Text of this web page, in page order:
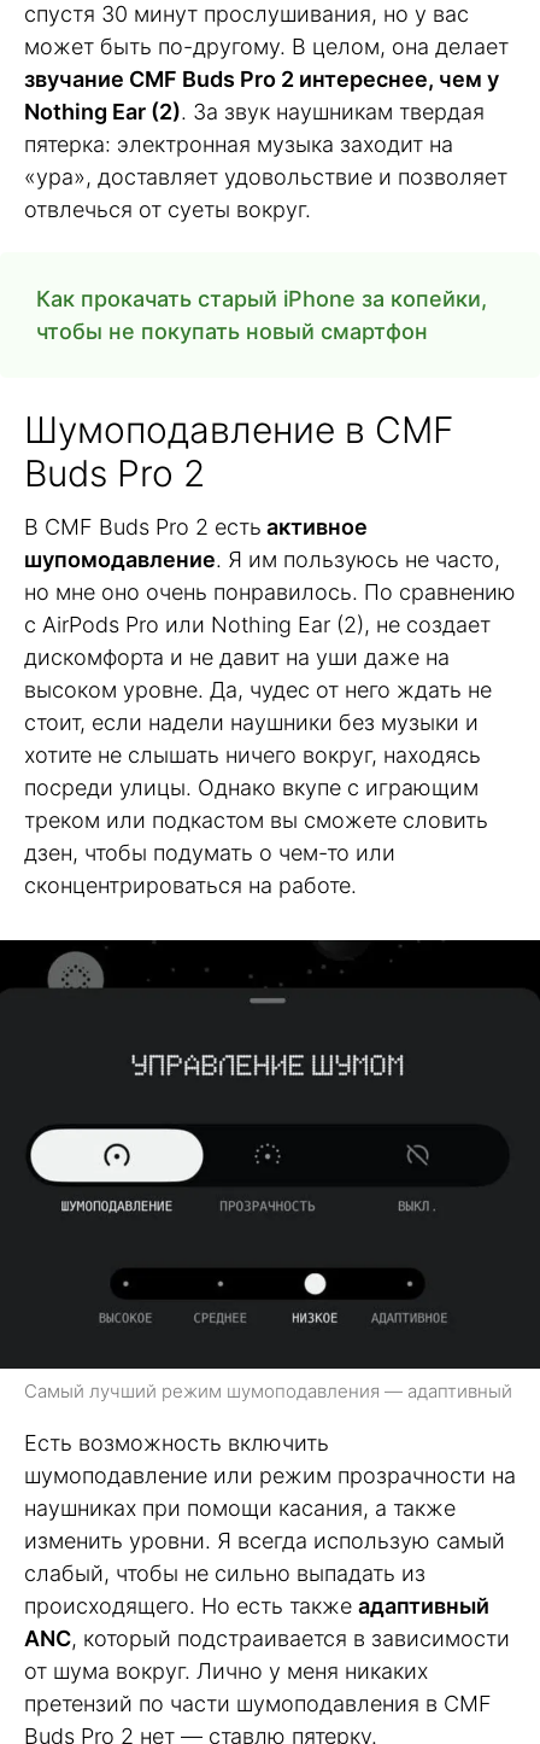
спустя 30 минут прослушивания, но у вас
может быть по-другому. В целом, она делает
звучание CMF Buds Pro 2 интереснее, чем у
Nothing Ear (2). За звук наушникам твердая
пятерка: электронная музыка заходит на
«ура», доставляет удовольствие и позволяет
отвлечься от суеты вокруг.
Как прокачать старый iPhone за копейки,
чтобы не покупать новый смартфон
Шумоподавление в CMF
Buds Pro 2
В CMF Buds Pro 2 есть активное
шупомодавление. Я им пользуюсь не часто,
но мне оно очень понравилось. По сравнению
с AirPods Pro или Nothing Ear (2), не создает
дискомфорта и не давит на уши даже на
высоком уровне. Да, чудес от него ждать не
стоит, если надели наушники без музыки и
хотите не слышать ничего вокруг, находясь
посреди улицы. Однако вкупе с играющим
треком или подкастом вы сможете словить
дзен, чтобы подумать о чем-то или
сконцентрироваться на работе.
Самый лучший режим шумоподавления — адаптивный
Есть возможность включить
шумоподавление или режим прозрачности на
наушниках при помощи касания, а также
изменить уровни. Я всегда использую самый
слабый, чтобы не сильно выпадать из
происходящего. Но есть также адаптивный
ANC, который подстраивается в зависимости
от шума вокруг. Лично у меня никаких
претензий по части шумоподавления в CMF
Buds Pro 2 нет — ставлю пятерку.